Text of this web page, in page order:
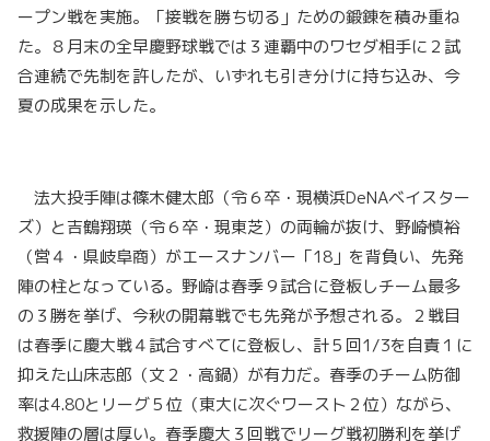
ープン戦を実施。「接戦を勝ち切る」ための鍛錬を積み重ね
た。８月末の全早慶野球戦では３連覇中のワセダ相手に２試
合連続で先制を許したが、いずれも引き分けに持ち込み、今
夏の成果を示した。
法大投手陣は篠木健太郎（令６卒・現横浜DeNAベイスター
ズ）と吉鶴翔瑛（令６卒・現東芝）の両輪が抜け、野崎慎裕
（営４・県岐阜商）がエースナンバー「18」を背負い、先発
陣の柱となっている。野崎は春季９試合に登板しチーム最多
の３勝を挙げ、今秋の開幕戦でも先発が予想される。２戦目
は春季に慶大戦４試合すべてに登板し、計５回1/3を自責１に
抑えた山床志郎（文２・高鍋）が有力だ。春季のチーム防御
率は4.80とリーグ５位（東大に次ぐワースト２位）ながら、
救援陣の層は厚い。春季慶大３回戦でリーグ戦初勝利を挙げ